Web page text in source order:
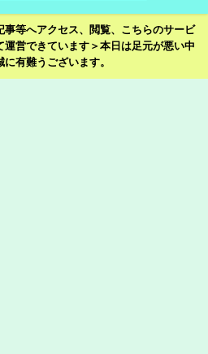
事等へアクセス、閲覧、こちらのサービ
運営できています＞本日は足元が悪い中
に有難うございます。